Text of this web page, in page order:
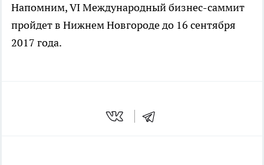
Напомним, VI Международный бизнес-саммит
пройдет в Нижнем Новгороде до 16 сентября
2017 года.